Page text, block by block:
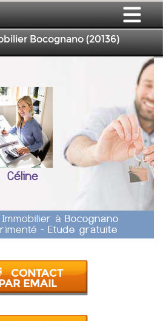
Bocognano (20136)
Céline
à Bocognano
- Etude gratuite
CONTACT
EMAIL